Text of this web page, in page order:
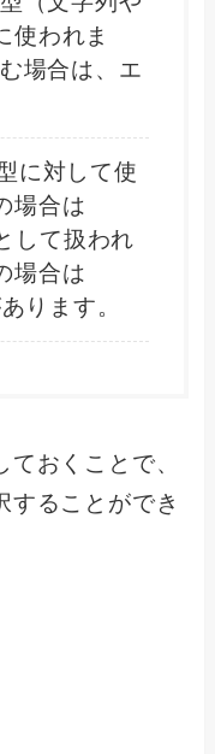
使われま
場合は、エ
に対して使
場合は
して扱われ
場合は
ります。
おくことで、
することができ